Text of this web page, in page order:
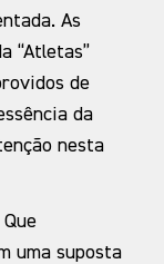
As
“Atletas”
de
da
nesta
uma suposta